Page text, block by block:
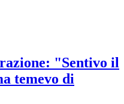
"Sentivo il
temevo di